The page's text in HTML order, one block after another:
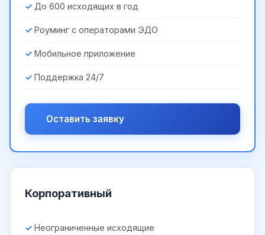
До 600 исходящих в год
Роуминг с операторами ЭДО
Мобильное приложение
Поддержка 24/7
Оставить заявку
Корпоративный
Неограниченные исходящие